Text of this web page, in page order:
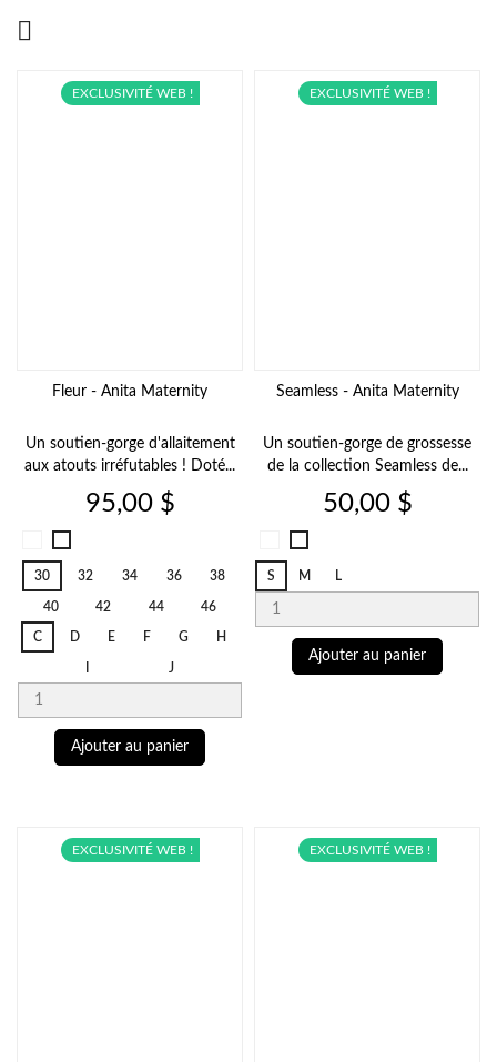

Fleur - Anita Maternity
Un soutien-gorge d'allaitement
aux atouts irréfutables ! Doté...
Prix
95,00 $
001
30
32 34 36 38
40 42 44 46
C D E F G H
J
Ajouter au panier
EXCLUSIVITÉ WEB !
Seamless - Anita Maternity
Un soutien-gorge de grossesse
de la collection Seamless de...
Prix
50,00 $
001
S
M L
Ajouter au panier
EXCLUSIVITÉ WEB !
EXCLUSIVITÉ WEB ! EXCLUSIVITÉ WEB !